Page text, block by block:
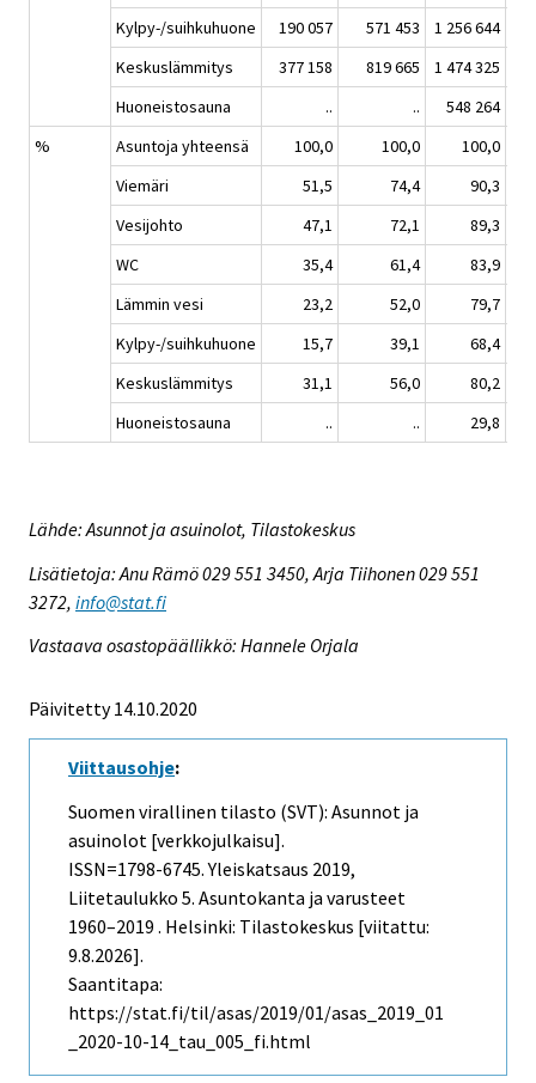
Kylpy-/suihkuhuone
190 057 571 453 1 256 644
Keskuslämmitys
377 158 819 665 1 474 325
Huoneistosauna
.. .. 548 264
%
Asuntoja yhteensä 100,0 100,0
100,0
Viemäri
51,5 74,4
90,3
Vesijohto
47,1 72,1
89,3
WC
35,4 61,4
83,9
Lämmin vesi
23,2 52,0
79,7
Kylpy-/suihkuhuone
15,7 39,1
68,4
Keskuslämmitys
31,1 56,0
80,2
Huoneistosauna
.. .. 29,8
Lähde: Asunnot ja asuinolot, Tilastokeskus
Lisätietoja: Anu Rämö 029 551 3450, Arja Tiihonen 029 551
3272, info@stat.fi
Vastaava osastopäällikkö: Hannele Orjala
Päivitetty 14.10.2020
Viittausohje:
Suomen virallinen tilasto (SVT): Asunnot ja
asuinolot [verkkojulkaisu].
ISSN=1798-6745.Yleiskatsaus 2019,
Liitetaulukko 5. Asuntokanta ja varusteet
1960–2019 . Helsinki: Tilastokeskus [viitattu:
9.8.2026].
Saantitapa:
https://stat.fi/til/asas/2019/01/asas_2019_01
_2020-10-14_tau_005_fi.html